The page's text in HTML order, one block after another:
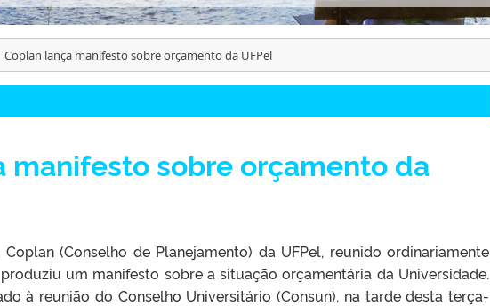
Coplan lança manifesto sobre orçamento da UFPel
manifesto sobre orçamento da
(Conselho de Planejamento) da UFPel, reunido ordinariamente
um manifesto sobre a situação orçamentária da Universidade.
à reunião do Conselho Universitário (Consun), na tarde desta terça-